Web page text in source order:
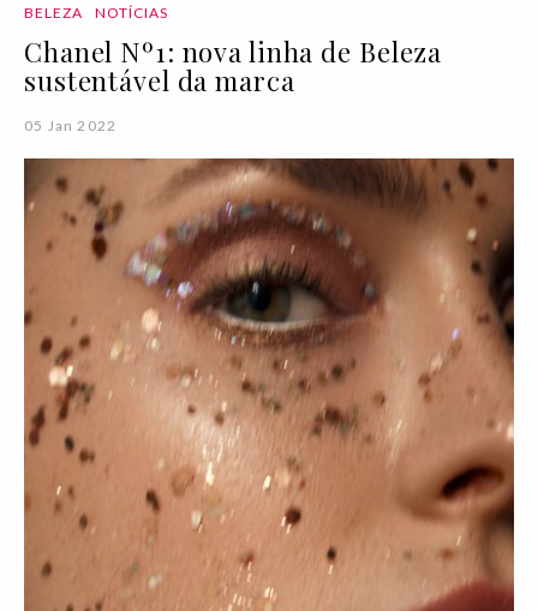
BELEZA NOTÍCIAS
Chanel Nº1: nova linha de Beleza
sustentável da marca
05 Jan 2022